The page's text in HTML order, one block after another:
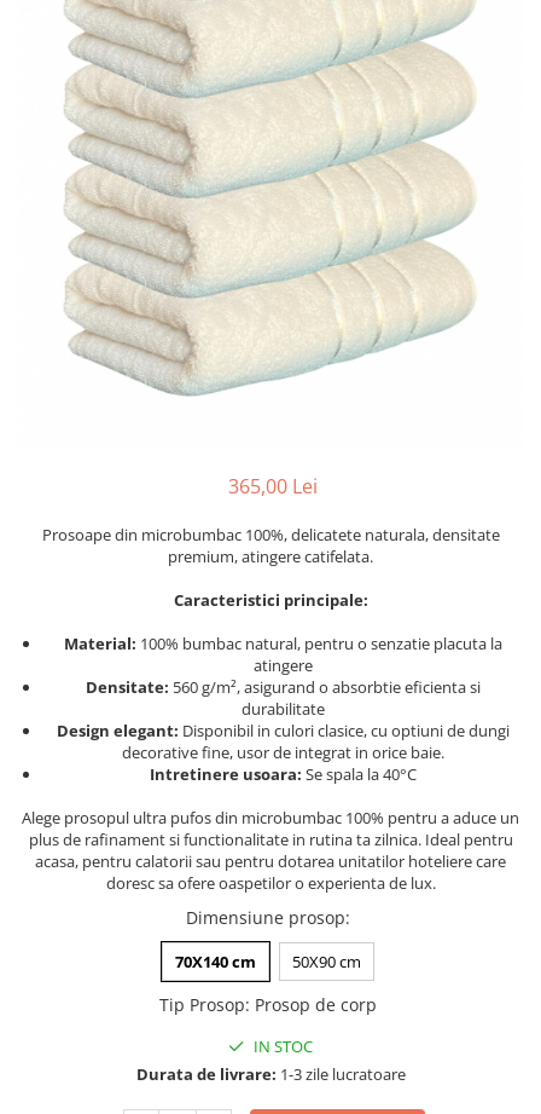
Cearceaf cu elastic
Cearceaf normal
Lenjerii De Pat Creponate
Lenjerii De Pat Bumbac Poplin 2
Persoane
Lenjerii De Pat Bumbac Poplin,
Matlasate, 2 Persoane
Lenjerii De Pat Bumbac Satinat 2
Persoane
Lenjerii De Pat Volanase
Lenjerii De Pat, Finet Premium 3D,
2 Persoane
Lenjerii De Pat Jacquard
Artificiala De Iepure, 6 Piese, 2
Set Lenjerie Pat Blanita Iepure, 6
Piese, Cu Pilota Inclusa
Lenjerii De Pat Premium Collection
Set Lenjerie De Pat, 7 Piese, Cu
Pilota / Cuvertura Inclusa
Set Lenjerie De Pat Jacquard Regal,
11 Piese, Cuvertura Inclusa
Lenjerii De Pat, Finet Premium, 1
Persoana
Lenjerii De Pat Damasc 1 Persoana
Lenjerii De Pat, Imprimeu 3D, 1
365,00 Lei
Prosoape din microbumbac 100%, delicatete naturala, densitate
premium, atingere catifelata.
Caracteristici principale:
Material: 100% bumbac natural, pentru o senzatie placuta la
atingere
Densitate: 560 g/m², asigurand o absorbtie eficienta si
durabilitate
Design elegant: Disponibil in culori clasice, cu optiuni de dungi
decorative fine, usor de integrat in orice baie.
Intretinere usoara: Se spala la 40°C
Alege prosopul ultra pufos din microbumbac 100% pentru a aduce un
plus de rafinament si functionalitate in rutina ta zilnica. Ideal pentru
acasa, pentru calatorii sau pentru dotarea unitatilor hoteliere care
doresc sa ofere oaspetilor o experienta de lux.
Dimensiune prosop:
70X140 cm 50X90 cm
Tip Prosop: Prosop de corp
IN STOC
Durata de livrare: 1-3 zile lucratoare